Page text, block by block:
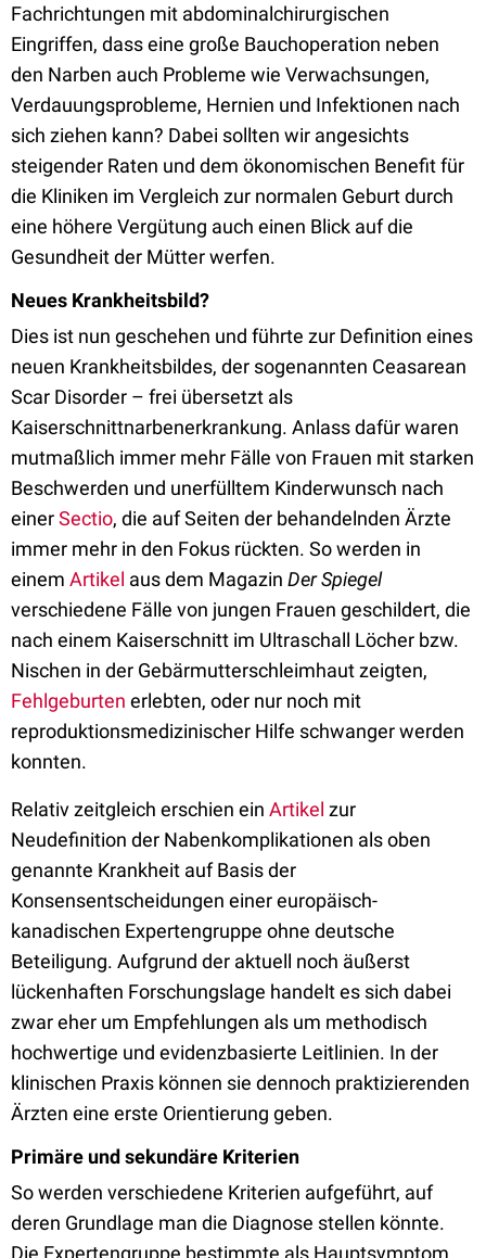
Fachrichtungen mit abdominalchirurgischen
Eingriffen, dass eine große Bauchoperation neben
den Narben auch Probleme wie Verwachsungen,
Verdauungsprobleme, Hernien und Infektionen nach
sich ziehen kann? Dabei sollten wir angesichts
steigender Raten und dem ökonomischen Benefit für
die Kliniken im Vergleich zur normalen Geburt durch
eine höhere Vergütung auch einen Blick auf die
Gesundheit der Mütter werfen.
Neues Krankheitsbild?
Dies ist nun geschehen und führte zur Definition eines
neuen Krankheitsbildes, der sogenannten Ceasarean
Scar Disorder – frei übersetzt als
Kaiserschnittnarbenerkrankung. Anlass dafür waren
mutmaßlich immer mehr Fälle von Frauen mit starken
Beschwerden und unerfülltem Kinderwunsch nach
einerSectio, die auf Seiten der behandelnden Ärzte
immer mehr in den Fokus rückten. So werden in
einem Artikel aus dem Magazin Der Spiegel
verschiedene Fälle von jungen Frauen geschildert, die
nach einem Kaiserschnitt im Ultraschall Löcher bzw.
Nischen in der Gebärmutterschleimhaut zeigten,
Fehlgeburten erlebten, oder nur noch mit
reproduktionsmedizinischer Hilfe schwanger werden
konnten.
Relativ zeitgleich erschien ein Artikel zur
Neudefinition der Nabenkomplikationen als oben
genannte Krankheit auf Basis der
Konsensentscheidungen einer europäisch-
kanadischen Expertengruppe ohne deutsche
Beteiligung. Aufgrund der aktuell noch äußerst
lückenhaften Forschungslage handelt es sich dabei
zwar eher um Empfehlungen als um methodisch
hochwertige und evidenzbasierte Leitlinien. In der
klinischen Praxis können sie dennoch praktizierenden
Ärzten eine erste Orientierung geben.
Primäre und sekundäre Kriterien
So werden verschiedene Kriterien aufgeführt, auf
deren Grundlage man die Diagnose stellen könnte.
Die Expertengruppe bestimmte als Hauptsymptom